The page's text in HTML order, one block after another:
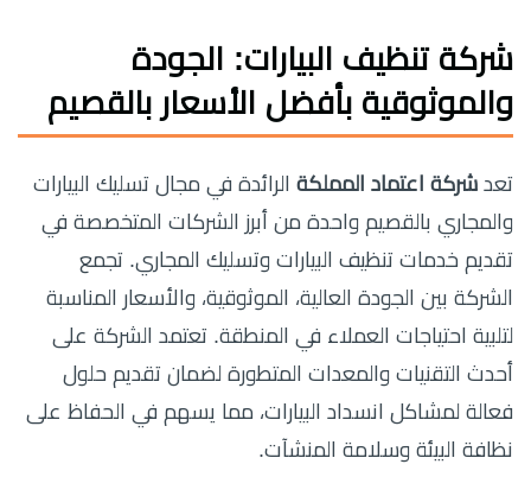
شركة تنظيف البيارات: الجودة
والموثوقية بأفضل الأسعار بالقصيم
تعد شركة اعتماد المملكة الرائدة في مجال تسليك البيارات
والمجاري بالقصيم واحدة من أبرز الشركات المتخصصة في
تقديم خدمات تنظيف البيارات وتسليك المجاري. تجمع
الشركة بين الجودة العالية، الموثوقية، والأسعار المناسبة
لتلبية احتياجات العملاء في المنطقة. تعتمد الشركة على
أحدث التقنيات والمعدات المتطورة لضمان تقديم حلول
فعالة لمشاكل انسداد البيارات، مما يسهم في الحفاظ على
نظافة البيئة وسلامة المنشآت.